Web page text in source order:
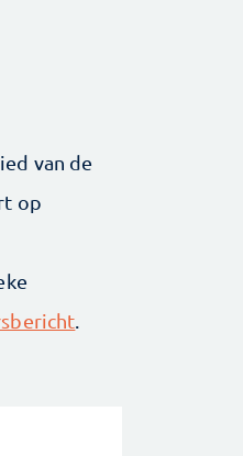
van de
op